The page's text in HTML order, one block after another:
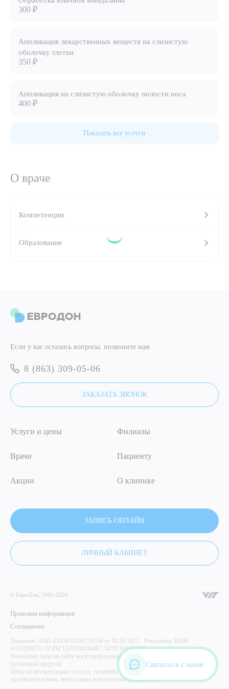
ЗАКАЗАТЬ ЗВОНОК
300 ₽
Аппликация лекарственных веществ на слизистую
оболочку глотки
350 ₽
Аппликация на слизистую оболочку полости носа
400 ₽
Показать все услуги
О враче
Компетенции
Образование
Я даю согласие наобработку персональных данных
Если у вас остались вопросы, позвоните нам
8 (863) 309-05-06
ЗАКАЗАТЬ ЗВОНОК
Услуги и цены
Врачи
Акции
Филиалы
Пациенту
О клинике
ЗАПИСЬ ОНЛАЙН
ЛИЧНЫЙ КАБИНЕТ
© ЕвроДон, 2002-2026
Правовая информация
Соглашение
Лицензия: Л041-01050-61/00739734 от 18.10.2023 Реквизиты: ИНН
6163228073, ОГРН 1226100034467, КПП 616301001
Указанные цены на сайте носят информационный характер и не являются
публичной офертой.
Цены на интересующие услуги, уточняйте у администратора центра. Имеются
противопоказания, необходима консультация специалиста.
Связаться с нами
Выберите сопутствующую услугу